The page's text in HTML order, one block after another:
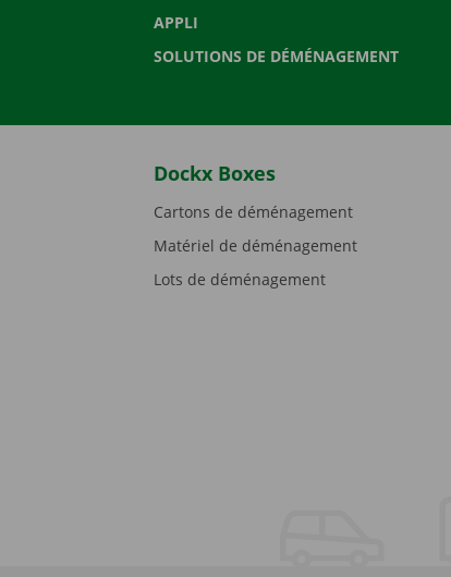
APPLI
SOLUTIONS DE DÉMÉNAGEMENT
Dockx Boxes
Cartons de déménagement
Matériel de déménagement
Lots de déménagement